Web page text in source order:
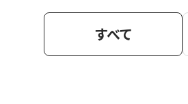
すべて